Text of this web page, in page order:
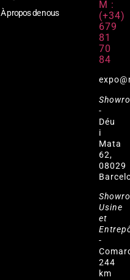
À propos de nous
M :
(+34)
679
81
70
84
-
Déu
i
Mata
62,
08029
Usine
et
-
244
km